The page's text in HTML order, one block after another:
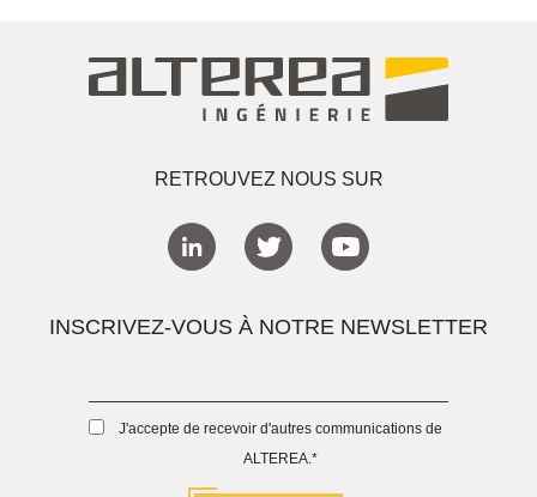
RETROUVEZ NOUS SUR
INSCRIVEZ-VOUS À NOTRE NEWSLETTER
J'accepte de recevoir d'autres communications de
ALTEREA. *